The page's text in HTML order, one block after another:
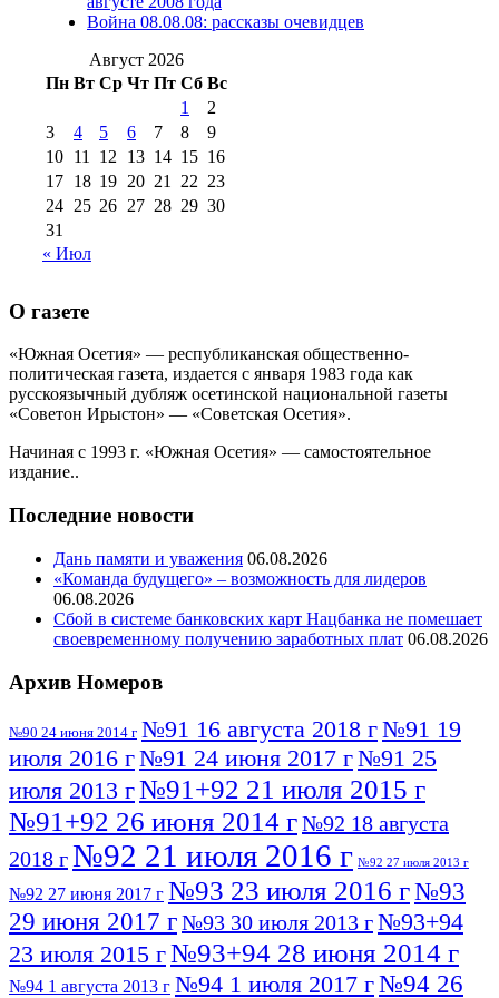
2017 г(9)
№99 4 августа
2016 г(12) №99 8 июля 2014 г
августа 2012 г(11)
августа 2013 г
(12)
Война 08.08.08: рассказы очевидцев
Август 2026
Пн Вт Ср Чт Пт Сб Вс
1
2
3
4 5 6 7 8
9
10 11 12 13 14 15 16
17 18 19 20 21 22 23
24 25 26 27 28 29 30
31
« Июл
О газете
«Южная Осетия» — республиканская общественно-
политическая газета, издается с января 1983 года как
русскоязычный дубляж осетинской национальной газеты
«Советон Ирыстон» — «Советская Осетия».
Начиная с 1993 г. «Южная Осетия» — самостоятельное
издание..
Последние новости
Дань памяти и уважения 06.08.2026
«Команда будущего» – возможность для лидеров
06.08.2026
Сбой в системе банковских карт Нацбанка не помешает
своевременному получению заработных плат 06.08.2026
Архив Номеров
№90 24 июня 2014 г №91 16 августа 2018 г№91 19
июля 2016 г№91 24 июня 2017 г№91 25
июля 2013 г№91+92 21 июля 2015 г
№91+92 26 июня 2014 г№92 18 августа
2018 г№92 21 июля 2016 г №92 27 июля 2013 г
№92 27 июня 2017 г №93 23 июля 2016 г№93
29 июня 2017 г№93 30 июля 2013 г№93+94
23 июля 2015 г№93+94 28 июня 2014 г
№94 1 августа 2013 г №94 1 июля 2017 г№94 26